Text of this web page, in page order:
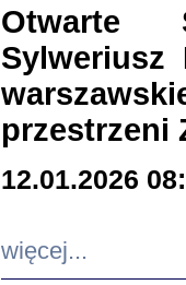
Otwarte
Sylweriusz
przestrzeni
12.01.2026
więcej...